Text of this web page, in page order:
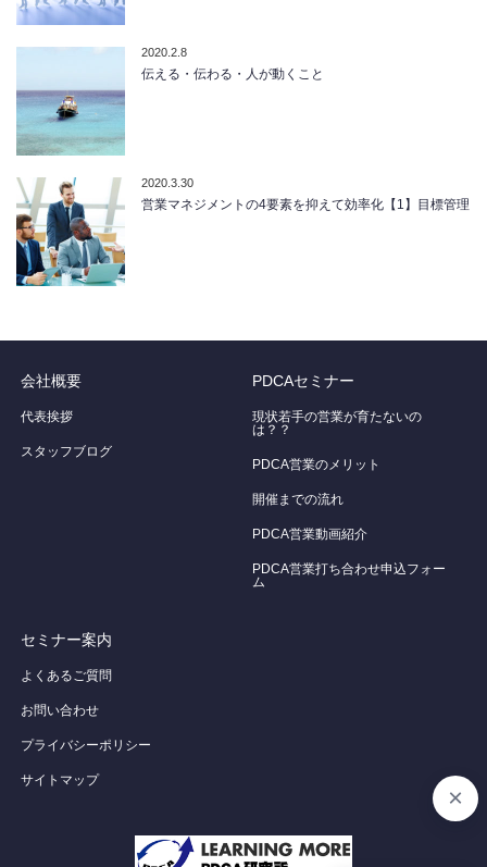
2020.2.8
伝える・伝わる・人が動くこと
2020.3.30
営業マネジメントの4要素を抑えて効率化【1】目標管理
会社概要
代表挨拶
スタッフブログ
PDCAセミナー
現状若手の営業が育たないの
は？？
PDCA営業のメリット
開催までの流れ
PDCA営業動画紹介
PDCA営業打ち合わせ申込フォー
ム
セミナー案内
よくあるご質問
お問い合わせ
プライバシーポリシー
サイトマップ